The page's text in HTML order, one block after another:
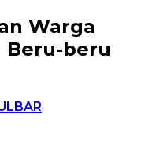
Warga
Beru-beru